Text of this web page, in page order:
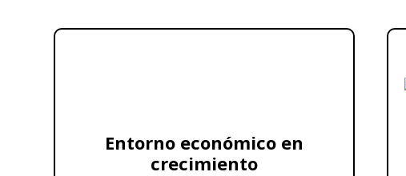
Entorno económico en
crecimiento